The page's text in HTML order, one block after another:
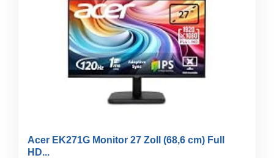
Acer EK271G Monitor 27 Zoll (68,6 cm) Full
HD...